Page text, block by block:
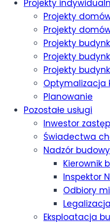
Projekty
Projekty
Projekty
Projekty
Projekty
Projekty
Optymalizacja
Planowanie
Pozostałe usługi
Inwestor
Świadectwa
Nadzór budowy
Kierownik
Inspektor
Odbiory
Eksploatacja